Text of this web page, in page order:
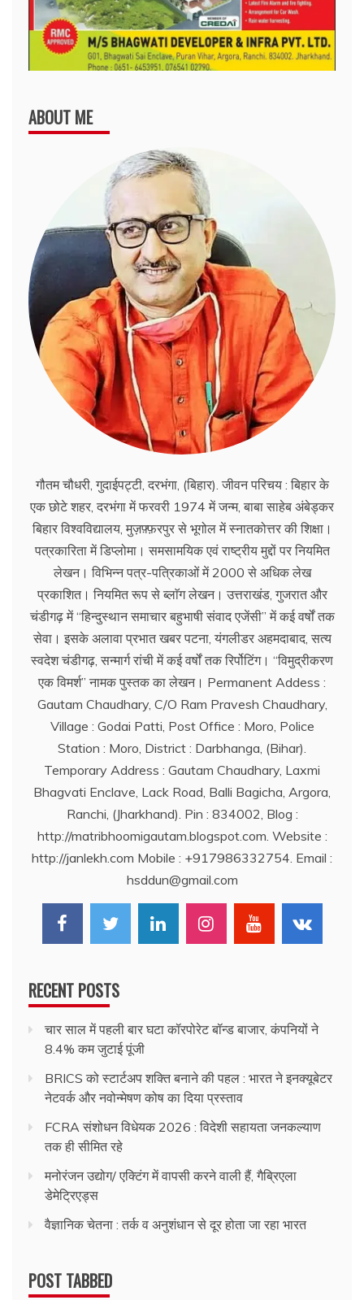
ABOUT ME
गौतम चौधरी, गुदाईपट्टी, दरभंगा, (बिहार). जीवन परिचय : बिहार के
एक छोटे शहर, दरभंगा में फरवरी 1974 में जन्म, बाबा साहेब अंबेड्कर
बिहार विश्वविद्यालय, मुज़फ़्फ़रपुर से भूगोल में स्नातकोत्तर की शिक्षा।
पत्रकारिता में डिप्लोमा। समसामयिक एवं राष्ट्रीय मुद्दों पर नियमित
लेखन। विभिन्न पत्र-पत्रिकाओं में 2000 से अधिक लेख
प्रकाशित। नियमित रूप से ब्लाॅग लेखन। उत्तराखंड, गुजरात और
चंडीगढ़ में ‘‘हिन्दुस्थान समाचार बहुभाषी संवाद एजेंसी’’ में कई वर्षों तक
सेवा। इसके अलावा प्रभात खबर पटना, यंगलीडर अहमदाबाद, सत्य
स्वदेश चंडीगढ़, सन्मार्ग रांची में कई वर्षों तक रिर्पोटिंग। ‘‘विमुद्रीकरण
एक विमर्श’’ नामक पुस्तक का लेखन। Permanent Addess :
Gautam Chaudhary, C/O Ram Pravesh Chaudhary,
Village : Godai Patti, Post Office : Moro, Police
Station : Moro, District : Darbhanga, (Bihar).
Temporary Address : Gautam Chaudhary, Laxmi
Bhagvati Enclave, Lack Road, Balli Bagicha, Argora,
Ranchi, (Jharkhand). Pin : 834002, Blog :
http://matribhoomigautam.blogspot.com. Website :
http://janlekh.com Mobile : +917986332754. Email :
hsddun@gmail.com
RECENT POSTS
चार साल में पहली बार घटा कॉरपोरेट बॉन्ड बाजार, कंपनियों ने
8.4% कम जुटाई पूंजी
BRICS को स्टार्टअप शक्ति बनाने की पहल : भारत ने इनक्यूबेटर
नेटवर्क और नवोन्मेषण कोष का दिया प्रस्ताव
FCRA संशोधन विधेयक 2026 : विदेशी सहायता जनकल्याण
तक ही सीमित रहे
मनोरंजन उद्योग/ एक्टिंग में वापसी करने वाली हैं, गैब्रिएला
डेमेट्रिएड्स
वैज्ञानिक चेतना : तर्क व अनुशंधान से दूर होता जा रहा भारत
POST TABBED